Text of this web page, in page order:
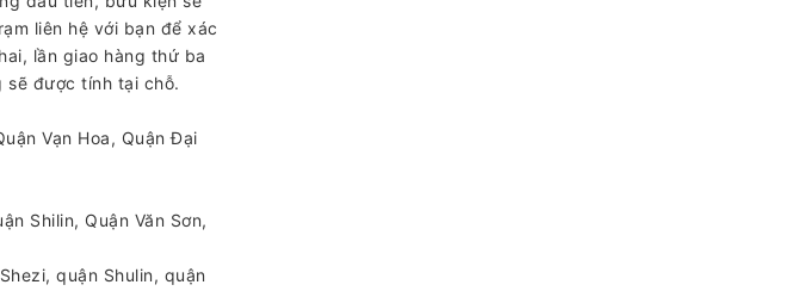
liên hệ với bạn để xác
lần giao hàng thứ ba
sẽ được tính tại chỗ.
Vạn Hoa, Quận Đại
Shilin, Quận Văn Sơn,
quận Shulin, quận